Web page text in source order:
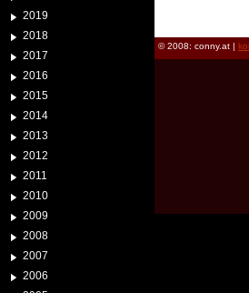
2019
2018
2017
2016
2015
2014
2013
2012
2011
2010
2009
2008
2007
2006
© 2008: conny.at |